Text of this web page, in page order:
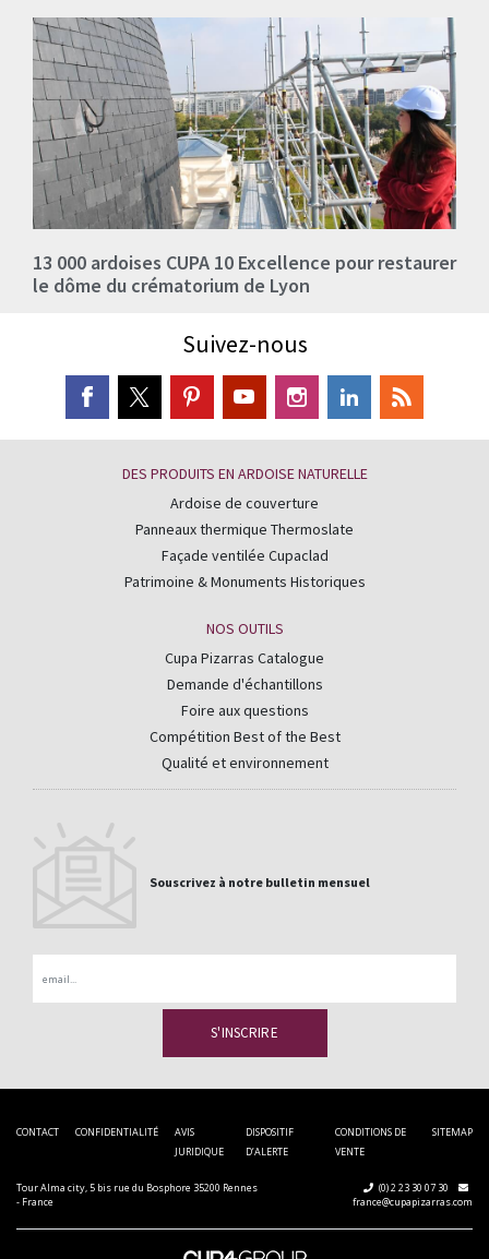
13 000 ardoises CUPA 10 Excellence pour restaurer
le dôme du crématorium de Lyon
Suivez-nous
DES PRODUITS EN ARDOISE NATURELLE
Ardoise de couverture
Panneaux thermique Thermoslate
Façade ventilée Cupaclad
Patrimoine & Monuments Historiques
NOS OUTILS
Cupa Pizarras Catalogue
Demande d'échantillons
Foire aux questions
Compétition Best of the Best
Qualité et environnement
Souscrivez à notre bulletin mensuel
CONTACT CONFIDENTIALITÉ
AVIS
JURIDIQUE
DISPOSITIF
D’ALERTE
CONDITIONS DE
VENTE
SITEMAP
Tour Alma city, 5 bis rue du Bosphore 35200 Rennes
- France
(0) 2 23 30 07 30
france@cupapizarras.com